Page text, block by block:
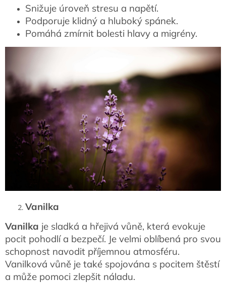
Snižuje úroveň stresu a napětí.
Podporuje klidný a hluboký spánek.
Pomáhá zmírnit bolesti hlavy a migrény.
Vanilka
Vanilka je sladká a hřejivá vůně, která evokuje
pocit pohodlí a bezpečí. Je velmi oblíbená pro svou
schopnost navodit příjemnou atmosféru.
Vanilková vůně je také spojována s pocitem štěstí
a může pomoci zlepšit náladu.